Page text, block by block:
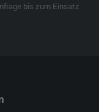
bis zum Einsatz